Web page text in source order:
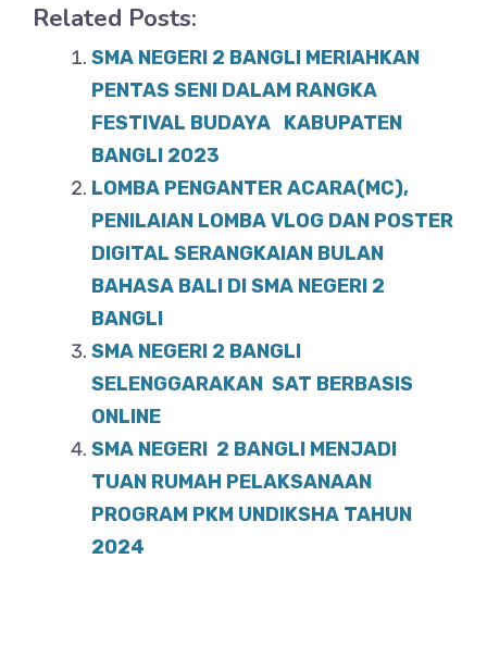
c
e
k
at
s
A
p
p
e
Related Posts:
SMA NEGERI 2 BANGLI MERIAHKAN
PENTAS SENI DALAM RANGKA
FESTIVAL BUDAYA KABUPATEN
BANGLI 2023
LOMBA PENGANTER ACARA(MC),
PENILAIAN LOMBA VLOG DAN POSTER
DIGITAL SERANGKAIAN BULAN
BAHASA BALI DI SMA NEGERI 2
BANGLI
SMA NEGERI 2 BANGLI
SELENGGARAKAN SAT BERBASIS
ONLINE
SMA NEGERI 2 BANGLI MENJADI
TUAN RUMAH PELAKSANAAN
PROGRAM PKM UNDIKSHA TAHUN
2024